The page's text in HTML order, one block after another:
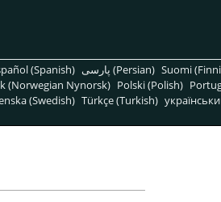
(Spanish) پارسی (Persian) Suomi
(Norwegian Nynorsk) Polski (Polish)
(Swedish) Türkçe (Turkish)